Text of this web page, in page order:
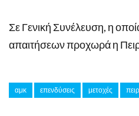
Σε Γενική Συνέλευση, η
απαιτήσεων προχωρά η
αμκ επενδύσεις μετοχές